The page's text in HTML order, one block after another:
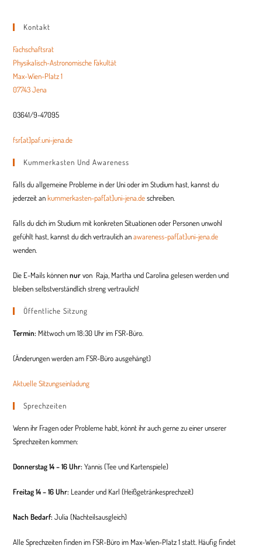
Kontakt
Fachschaftsrat
Physikalisch-Astronomische Fakultät
Max-Wien-Platz 1
07743 Jena
03641/9-47095
fsr[at]paf.uni-jena.de
Kummerkasten Und Awareness
Falls du allgemeine Probleme in der Uni oder im Studium hast, kannst du
jederzeit ankummerkasten-paf[at]uni-jena.deschreiben.
Falls du dich im Studium mit konkreten Situationen oder Personen unwohl
gefühlt hast, kannst du dich vertraulich anawareness-paf[at]uni-jena.de
wenden.
Die E-Mails könnennurvon Raja, Martha undCarolina gelesen werden und
bleiben selbstverständlich streng vertraulich!
Öffentliche Sitzung
Termin: Mittwoch um 18:30 Uhr im FSR-Büro.
(Änderungen werden am FSR-Büro ausgehängt)
Aktuelle Sitzungseinladung
Sprechzeiten
Wenn ihr Fragen oder Probleme habt, könnt ihr auch gerne zu einer unserer
Sprechzeiten kommen:
Donnerstag 14 – 16 Uhr:Yannis (Tee und Kartenspiele)
Freitag 14 – 16 Uhr: Leander und Karl (Heißgetränkesprechzeit)
Nach Bedarf: Julia (Nachteilsausgleich)
Alle Sprechzeiten finden im FSR-Büro im Max-Wien-Platz 1 statt. Häufig findet